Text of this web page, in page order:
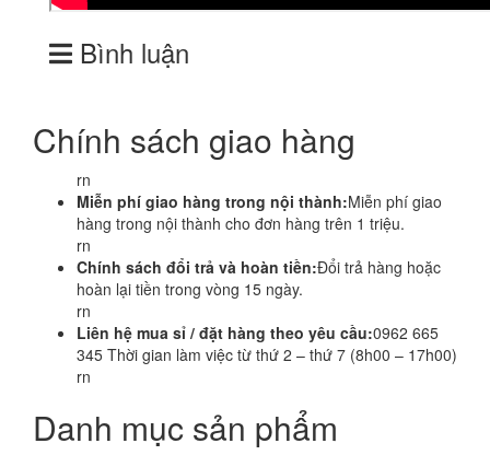
Bình luận
Chính sách giao hàng
rn
Miễn phí giao hàng trong nội thành:Miễn phí giao
hàng trong nội thành cho đơn hàng trên 1 triệu.
rn
Chính sách đổi trả và hoàn tiền:Đổi trả hàng hoặc
hoàn lại tiền trong vòng 15 ngày.
rn
Liên hệ mua sỉ / đặt hàng theo yêu cầu:0962 665
345 Thời gian làm việc từ thứ 2 – thứ 7 (8h00 – 17h00)
rn
Danh mục sản phẩm